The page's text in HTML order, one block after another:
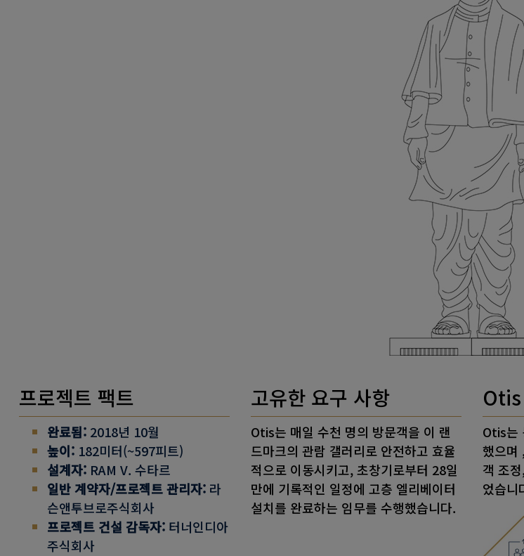
프로젝트 팩트
완료됨:2018년 10월
높이:182미터(~597피트)
설계자:RAM V. 수타르
일반 계약자/프로젝트 관리자: 라
슨앤투브로주식회사
프로젝트 건설 감독자:터너인디아
주식회사
고유한 요구 사항
Otis는 매일 수천 명의 방문객을 이 랜
드마크의 관람 갤러리로 안전하고 효율
적으로 이동시키고, 초창기로부터 28일
만에 기록적인 일정에 고층 엘리베이터
설치를 완료하는 임무를 수행했습니다.
Otis
Otis는
했으며
객 조
었습니